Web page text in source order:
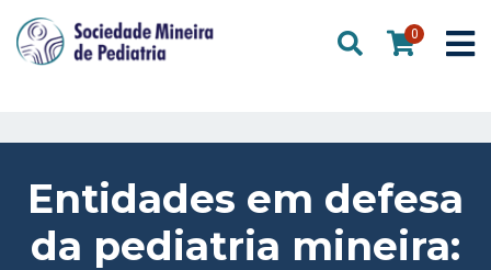
0
Entidades em defesa
da pediatria mineira: